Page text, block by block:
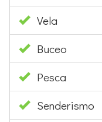
Vela
Buceo
Pesca
Senderismo